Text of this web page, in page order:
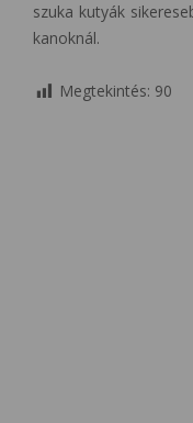
szuka kutyák
kanoknál.
Megtekintés: 90